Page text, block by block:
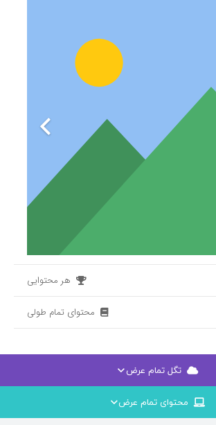
هر محتوایی
محتوای تمام طولی
تگل تمام عرض
محتوای تمام عرض